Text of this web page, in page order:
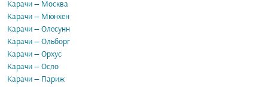
Карачи — Москва
Карачи — Мюнхен
Карачи — Олесунн
Карачи — Ольборг
Карачи — Орхус
Карачи — Осло
Карачи — Париж